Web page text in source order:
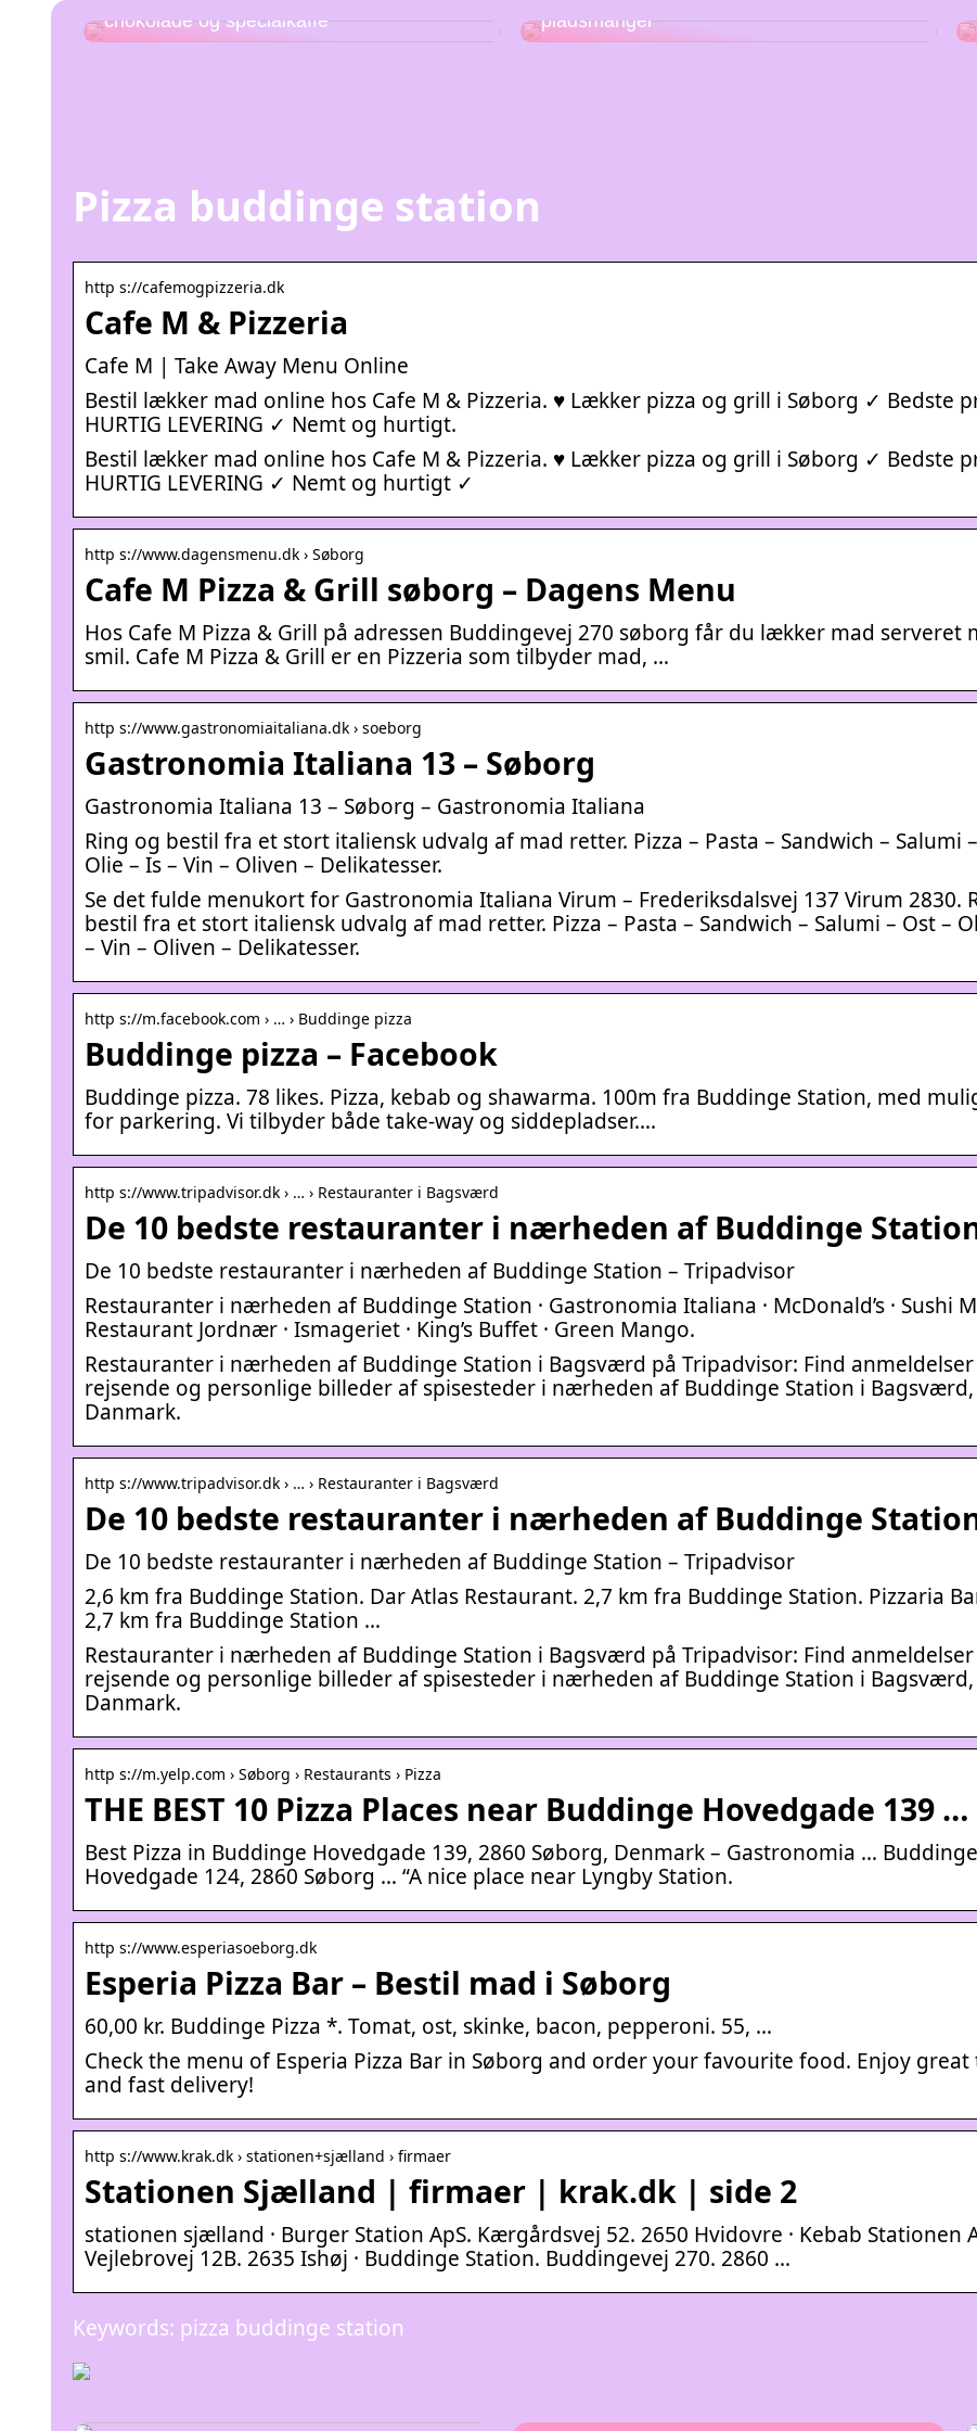
chokolade og specialkaffe
pladsmangel
Pizza buddinge station
http s://cafemogpizzeria.dk
Cafe M & Pizzeria
Cafe M | Take Away Menu Online
Bestil lækker mad online hos Cafe M & Pizzeria. ♥ Lækker pizza og grill i Søborg ✓ Bedste
HURTIG LEVERING ✓ Nemt og hurtigt.
Bestil lækker mad online hos Cafe M & Pizzeria. ♥ Lækker pizza og grill i Søborg ✓ Bedste
HURTIG LEVERING ✓ Nemt og hurtigt ✓
http s://www.dagensmenu.dk › Søborg
Cafe M Pizza & Grill søborg – Dagens Menu
Hos Cafe M Pizza & Grill på adressen Buddingevej 270 søborg får du lækker mad serveret
smil. Cafe M Pizza & Grill er en Pizzeria som tilbyder mad, …
http s://www.gastronomiaitaliana.dk › soeborg
Gastronomia Italiana 13 – Søborg
Gastronomia Italiana 13 – Søborg – Gastronomia Italiana
Ring og bestil fra et stort italiensk udvalg af mad retter. Pizza – Pasta – Sandwich – Salumi
Olie – Is – Vin – Oliven – Delikatesser.
Se det fulde menukort for Gastronomia Italiana Virum – Frederiksdalsvej 137 Virum 2830.
bestil fra et stort italiensk udvalg af mad retter. Pizza – Pasta – Sandwich – Salumi – Ost –
– Vin – Oliven – Delikatesser.
http s://m.facebook.com › … › Buddinge pizza
Buddinge pizza – Facebook
Buddinge pizza. 78 likes. Pizza, kebab og shawarma. 100m fra Buddinge Station, med
for parkering. Vi tilbyder både take-way og siddepladser….
http s://www.tripadvisor.dk › … › Restauranter i Bagsværd
De 10 bedste restauranter i nærheden af Buddinge
De 10 bedste restauranter i nærheden af Buddinge Station – Tripadvisor
Restauranter i nærheden af Buddinge Station · Gastronomia Italiana · McDonald’s · Sushi
Restaurant Jordnær · Ismageriet · King’s Buffet · Green Mango.
Restauranter i nærheden af Buddinge Station i Bagsværd på Tripadvisor: Find
rejsende og personlige billeder af spisesteder i nærheden af Buddinge Station i Bagsværd,
Danmark.
http s://www.tripadvisor.dk › … › Restauranter i Bagsværd
De 10 bedste restauranter i nærheden af Buddinge
De 10 bedste restauranter i nærheden af Buddinge Station – Tripadvisor
2,6 km fra Buddinge Station. Dar Atlas Restaurant. 2,7 km fra Buddinge Station. Pizzaria
2,7 km fra Buddinge Station …
Restauranter i nærheden af Buddinge Station i Bagsværd på Tripadvisor: Find
rejsende og personlige billeder af spisesteder i nærheden af Buddinge Station i Bagsværd,
Danmark.
http s://m.yelp.com › Søborg › Restaurants › Pizza
THE BEST 10 Pizza Places near Buddinge Hovedgade 139 …
Best Pizza in Buddinge Hovedgade 139, 2860 Søborg, Denmark – Gastronomia … Buddinge
Hovedgade 124, 2860 Søborg … “A nice place near Lyngby Station.
http s://www.esperiasoeborg.dk
Esperia Pizza Bar – Bestil mad i Søborg
60,00 kr. Buddinge Pizza *. Tomat, ost, skinke, bacon, pepperoni. 55, …
Check the menu of Esperia Pizza Bar in Søborg and order your favourite food. Enjoy great
and fast delivery!
http s://www.krak.dk › stationen+sjælland › firmaer
Stationen Sjælland | firmaer | krak.dk | side 2
stationen sjælland · Burger Station ApS. Kærgårdsvej 52. 2650 Hvidovre · Kebab Stationen
Vejlebrovej 12B. 2635 Ishøj · Buddinge Station. Buddingevej 270. 2860 …
Keywords: pizza buddinge station